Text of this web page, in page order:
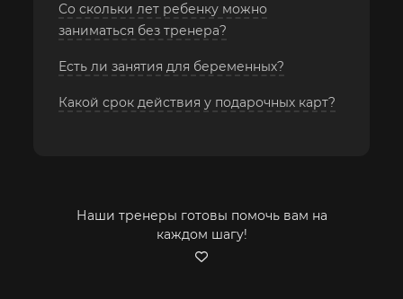
Со скольки лет ребенку можно
заниматься без тренера?
Есть ли занятия для беременных?
Какой срок действия у подарочных карт?
Наши тренеры готовы помочь вам на
каждом шагу!